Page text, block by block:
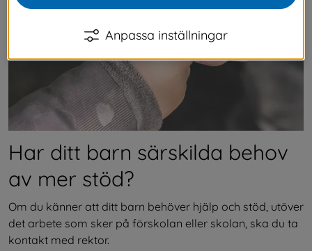
Har ditt barn särskilda behov
av mer stöd?
Om du känner att ditt barn behöver hjälp och stöd, utöver
det arbete som sker på förskolan eller skolan, ska du ta
kontakt med rektor.
Anpassa inställningar